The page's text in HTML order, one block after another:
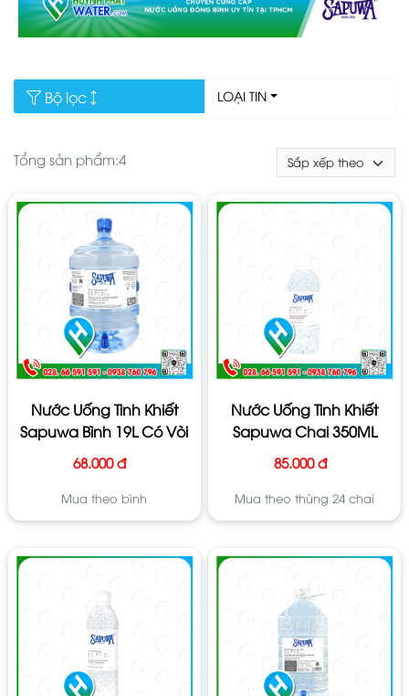
Bộ lọc LOẠI TIN
Tổng sản phẩm:4
Nước Uống Tinh Khiết
Sapuwa Bình 19L Có Vòi
68.000 đ
Mua theo bình
Nước Uống Tinh Khiết
Sapuwa Chai 350ML
85.000 đ
Mua theo thùng 24 chai